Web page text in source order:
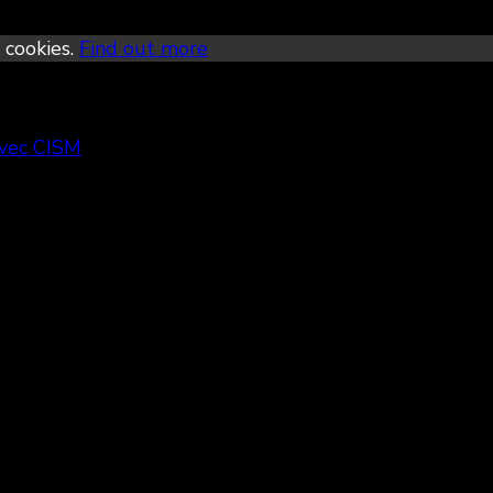
Find out more
CISM